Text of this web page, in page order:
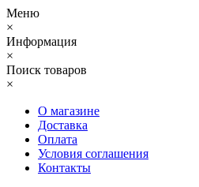
Меню
×
Информация
×
Поиск товаров
×
О магазине
Доставка
Оплата
Условия соглашения
Контакты